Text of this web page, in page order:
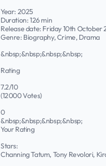
Year: 2025
Duration: 126 min
Release date: Friday 10th October
Genre: Biography, Crime, Drama
&nbsp;&nbsp;&nbsp;&nbsp;
Rating
7.2/10
(12000 Votes)
0
&nbsp;&nbsp;&nbsp;&nbsp;
Your Rating
Stars:
Channing Tatum, Tony Revolori,